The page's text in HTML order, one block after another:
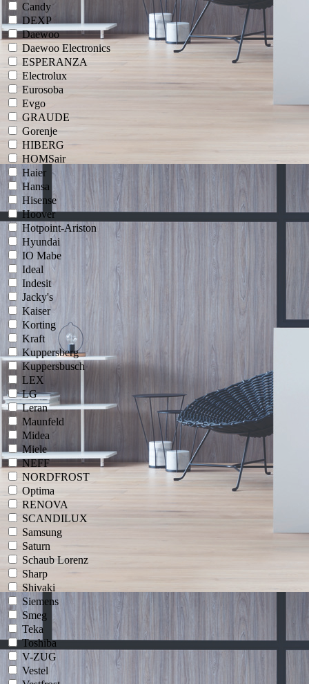
Candy
DEXP
Daewoo
Daewoo Electronics
ESPERANZA
Electrolux
Eurosoba
Evgo
GRAUDE
Gorenje
HIBERG
HOMSair
Haier
Hansa
Hisense
Hoover
Hotpoint-Ariston
Hyundai
IO Mabe
Ideal
Indesit
Jacky's
Kaiser
Korting
Kraft
Kuppersberg
Kuppersbusch
LEX
LG
Leran
Maunfeld
Midea
Miele
NEFF
NORDFROST
Optima
RENOVA
SCANDILUX
Samsung
Saturn
Schaub Lorenz
Sharp
Shivaki
Siemens
Smeg
Teka
Toshiba
V-ZUG
Vestel